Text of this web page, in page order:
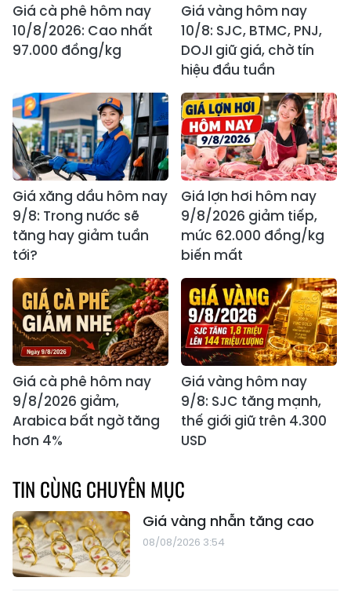
Giá cà phê hôm nay
10/8/2026: Cao nhất
97.000 đồng/kg
Giá vàng hôm nay
10/8: SJC, BTMC, PNJ,
DOJI giữ giá, chờ tín
hiệu đầu tuần
Giá xăng dầu hôm nay
9/8: Trong nước sẽ
tăng hay giảm tuần
tới?
Giá lợn hơi hôm nay
9/8/2026 giảm tiếp,
mức 62.000 đồng/kg
biến mất
Giá cà phê hôm nay
9/8/2026 giảm,
Arabica bất ngờ tăng
hơn 4%
Giá vàng hôm nay
9/8: SJC tăng mạnh,
thế giới giữ trên 4.300
USD
TIN CÙNG CHUYÊN MỤC
Giá vàng nhẫn tăng cao
08/08/2026 3:54